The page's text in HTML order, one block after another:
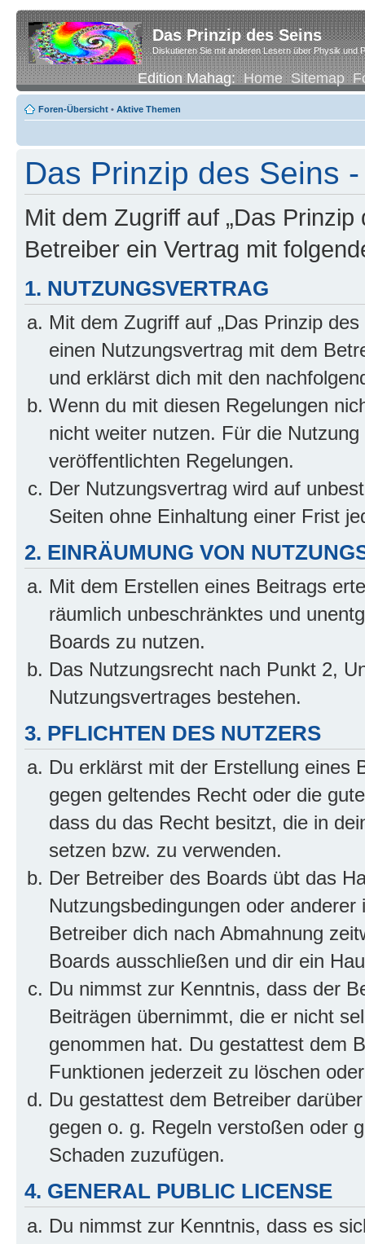
Das Prinzip des Seins
Diskutieren Sie mit anderen Lesern über Physik und
Edition Mahag:Home Sitemap
Foren-Übersicht • Aktive Themen
Das Prinzip des Seins
Mit dem Zugriff auf „Das
Betreiber ein Vertrag mit
1. NUTZUNGSVERTRAG
Mit dem Zugriff auf „Das Prinzip
einen Nutzungsvertrag mit dem
und erklärst dich mit den
Wenn du mit diesen Regelungen
nicht weiter nutzen. Für die
veröffentlichten Regelungen.
Der Nutzungsvertrag wird auf
Seiten ohne Einhaltung einer Frist
2. EINRÄUMUNG VON
Mit dem Erstellen eines Beitrags
räumlich unbeschränktes und
Boards zu nutzen.
Das Nutzungsrecht nach Punkt 2,
Nutzungsvertrages bestehen.
3. PFLICHTEN DES NUTZERS
Du erklärst mit der Erstellung eines
gegen geltendes Recht oder die
dass du das Recht besitzt, die in
setzen bzw. zu verwenden.
Der Betreiber des Boards übt das
Nutzungsbedingungen oder
Betreiber dich nach Abmahnung
Boards ausschließen und dir ein
Du nimmst zur Kenntnis, dass der
Beiträgen übernimmt, die er nicht
genommen hat. Du gestattest dem
Funktionen jederzeit zu löschen
Du gestattest dem Betreiber
gegen o. g. Regeln verstoßen oder
Schaden zuzufügen.
4. GENERAL PUBLIC LICENSE
Du nimmst zur Kenntnis, dass es